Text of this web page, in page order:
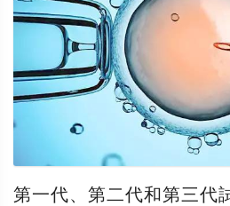
第一代、第二代和第三代